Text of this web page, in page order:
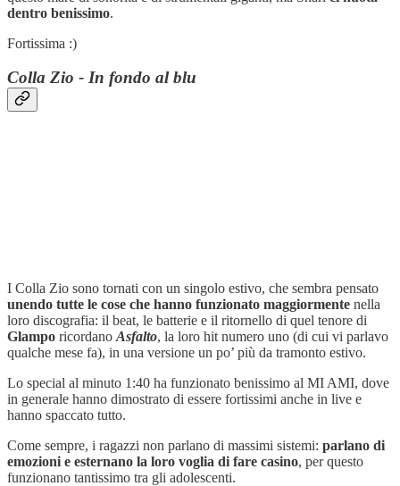
dentro benissimo.
Fortissima :)
Colla Zio - In fondo al blu
I Colla Zio sono tornati con un singolo estivo, che sembra pensato
unendo tutte le cose che hanno funzionato maggiormente nella
loro discografia: il beat, le batterie e il ritornello di quel tenore di
Glampo ricordano Asfalto, la loro hit numero uno (di cui vi parlavo
qualche mese fa), in una versione un po’ più da tramonto estivo.
Lo special al minuto 1:40 ha funzionato benissimo al MI AMI, dove
in generale hanno dimostrato di essere fortissimi anche in live e
hanno spaccato tutto.
Come sempre, i ragazzi non parlano di massimi sistemi: parlano di
emozioni e esternano la loro voglia di fare casino, per questo
funzionano tantissimo tra gli adolescenti.